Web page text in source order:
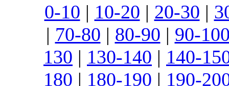
0-10 | 10-20 | 20-30 |
| 70-80 | 80-90 | 90-
130 | 130-140 | 140-
180 | 180-190 | 190-